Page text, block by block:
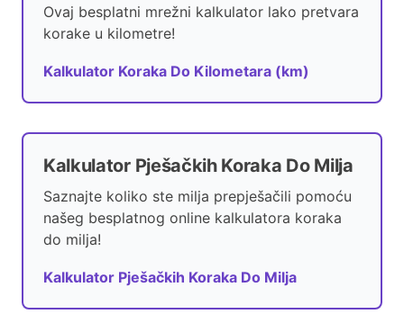
Ovaj besplatni mrežni kalkulator lako pretvara
korake u kilometre!
Kalkulator Koraka Do Kilometara (km)
Kalkulator Pješačkih Koraka Do Milja
Saznajte koliko ste milja prepješačili pomoću
našeg besplatnog online kalkulatora koraka
do milja!
Kalkulator Pješačkih Koraka Do Milja